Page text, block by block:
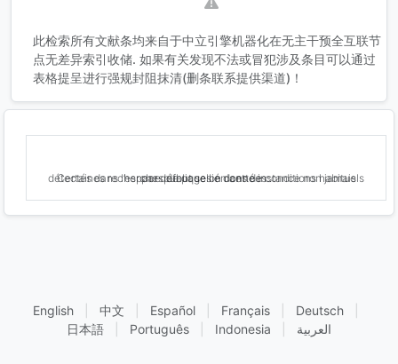
此检索所有文献条均来自于中立引擎机器化在无主干预全互联节
点无差异索引收储. 如果有关发现不法或冒犯涉及条目可以通过
表格提呈进行强规封阻抹清(删条联系提供渠道)！
Certaines recherches de pages en cette instance non jamais détectés dans l’espace publique lié dans de conditions habituels par défaut selon données .
English 中文 Español Français Deutsch
日本語
Português Indonesia العربية